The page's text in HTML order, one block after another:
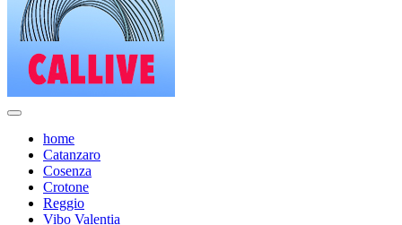
home
Catanzaro
Cosenza
Crotone
Reggio
Vibo Valentia